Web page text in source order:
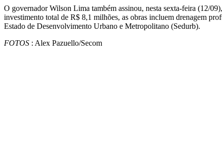
O governador Wilson Lima também assinou, nesta sexta-feira (12/
investimento total de R$ 8,1 milhões, as obras incluem drenagem
Estado de Desenvolvimento Urbano e Metropolitano (Sedurb).
FOTOS : Alex Pazuello/Secom